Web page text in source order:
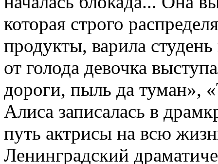
которая строго
продукты, варила
от голода девочка
дороги, пыль да
Алиса записалась в
путь актрисы на всю
Ленинградский